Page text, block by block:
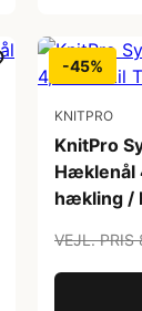
-45%
KNITPRO
KnitPro
Hæklenål
hækling /
VEJL. PRIS